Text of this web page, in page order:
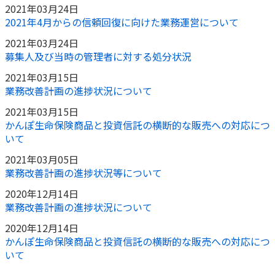
2021年03月24日
2021年4月からの信頼回復に向けた業務運営について
2021年03月24日
募集人及び当時の管理者に対する処分状況
2021年03月15日
業務改善計画の進捗状況について
2021年03月15日
かんぽ生命保険商品と投資信託の横断的な販売への対応につ
いて
2021年03月05日
業務改善計画の進捗状況等について
2020年12月14日
業務改善計画の進捗状況について
2020年12月14日
かんぽ生命保険商品と投資信託の横断的な販売への対応につ
いて